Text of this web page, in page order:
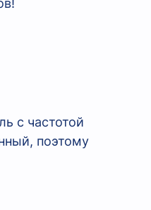
с частотой
поэтому